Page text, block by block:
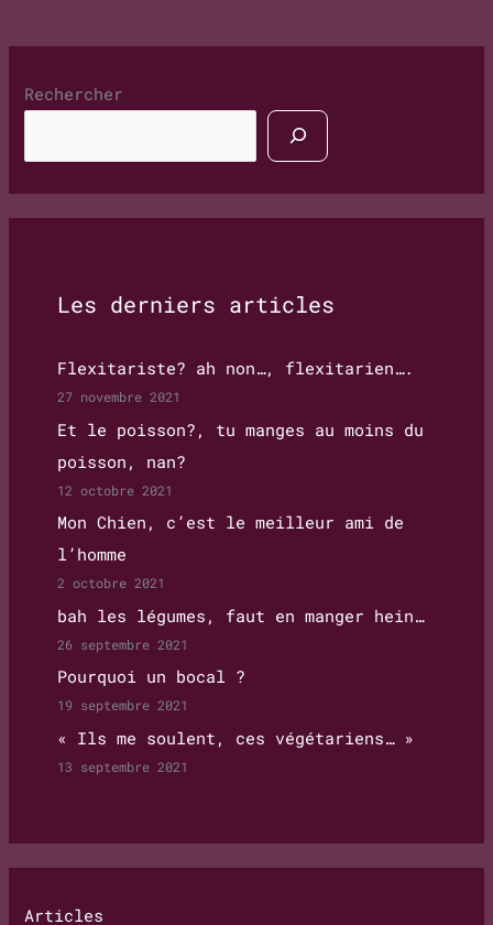
Rechercher
Les derniers articles
Flexitariste? ah non…, flexitarien….
27 novembre 2021
Et le poisson?, tu manges au moins du
poisson, nan?
12 octobre 2021
Mon Chien, c’est le meilleur ami de
l’homme
2 octobre 2021
bah les légumes, faut en manger hein…
26 septembre 2021
Pourquoi un bocal ?
19 septembre 2021
« Ils me soulent, ces végétariens… »
13 septembre 2021
Articles